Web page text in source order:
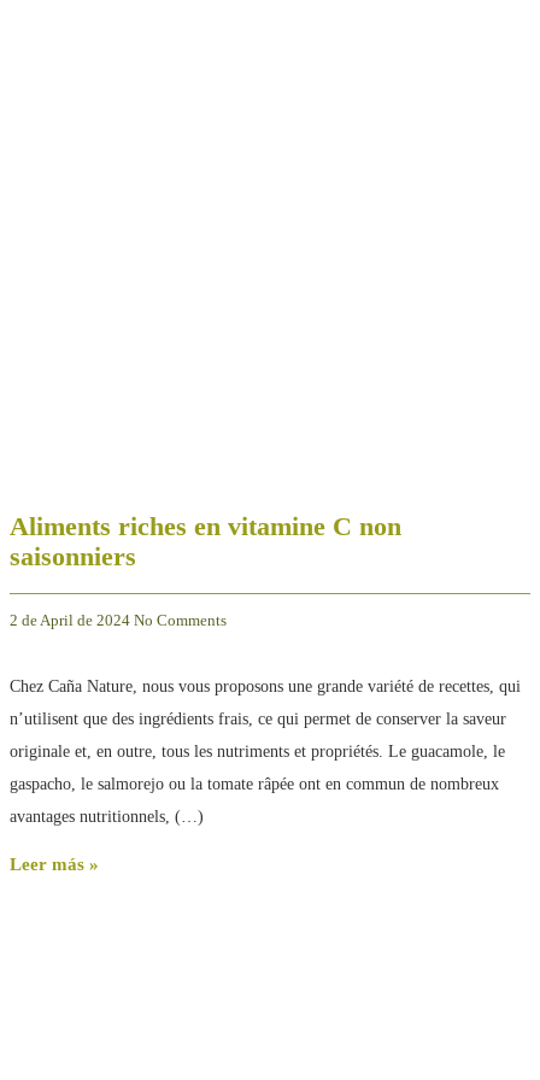
Aliments riches en vitamine C non
saisonniers
2 de April de 2024 No Comments
Chez Caña Nature, nous vous proposons une grande variété de recettes, qui
n’utilisent que des ingrédients frais, ce qui permet de conserver la saveur
originale et, en outre, tous les nutriments et propriétés. Le guacamole, le
gaspacho, le salmorejo ou la tomate râpée ont en commun de nombreux
avantages nutritionnels, (…)
Leer más »